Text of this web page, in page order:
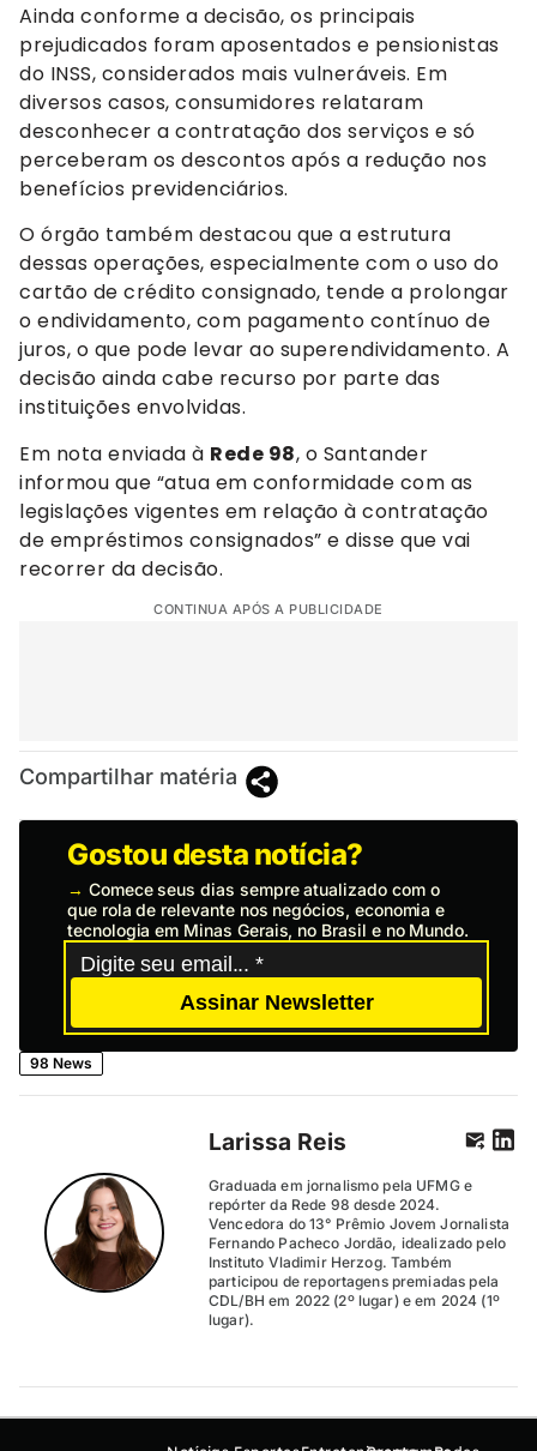
Ainda conforme a decisão, os principais
prejudicados foram aposentados e pensionistas
do INSS, considerados mais vulneráveis. Em
diversos casos, consumidores relataram
desconhecer a contratação dos serviços e só
perceberam os descontos após a redução nos
benefícios previdenciários.
O órgão também destacou que a estrutura
dessas operações, especialmente com o uso do
cartão de crédito consignado, tende a prolongar
o endividamento, com pagamento contínuo de
juros, o que pode levar ao superendividamento. A
decisão ainda cabe recurso por parte das
instituições envolvidas.
Em nota enviada à Rede 98, o Santander
informou que “atua em conformidade com as
legislações vigentes em relação à contratação
de empréstimos consignados” e disse que vai
recorrer da decisão.
CONTINUA APÓS A PUBLICIDADE
Compartilhar matéria
Gostou desta notícia?
→ Comece seus dias sempre atualizado com o
que rola de relevante nos negócios, economia e
tecnologia em Minas Gerais, no Brasil e no Mundo.
Assinar Newsletter
98 News
Larissa Reis
Graduada em jornalismo pela UFMG e
repórter da Rede 98 desde 2024.
Vencedora do 13° Prêmio Jovem Jornalista
Fernando Pacheco Jordão, idealizado pelo
Instituto Vladimir Herzog. Também
participou de reportagens premiadas pela
CDL/BH em 2022 (2º lugar) e em 2024 (1º
lugar).